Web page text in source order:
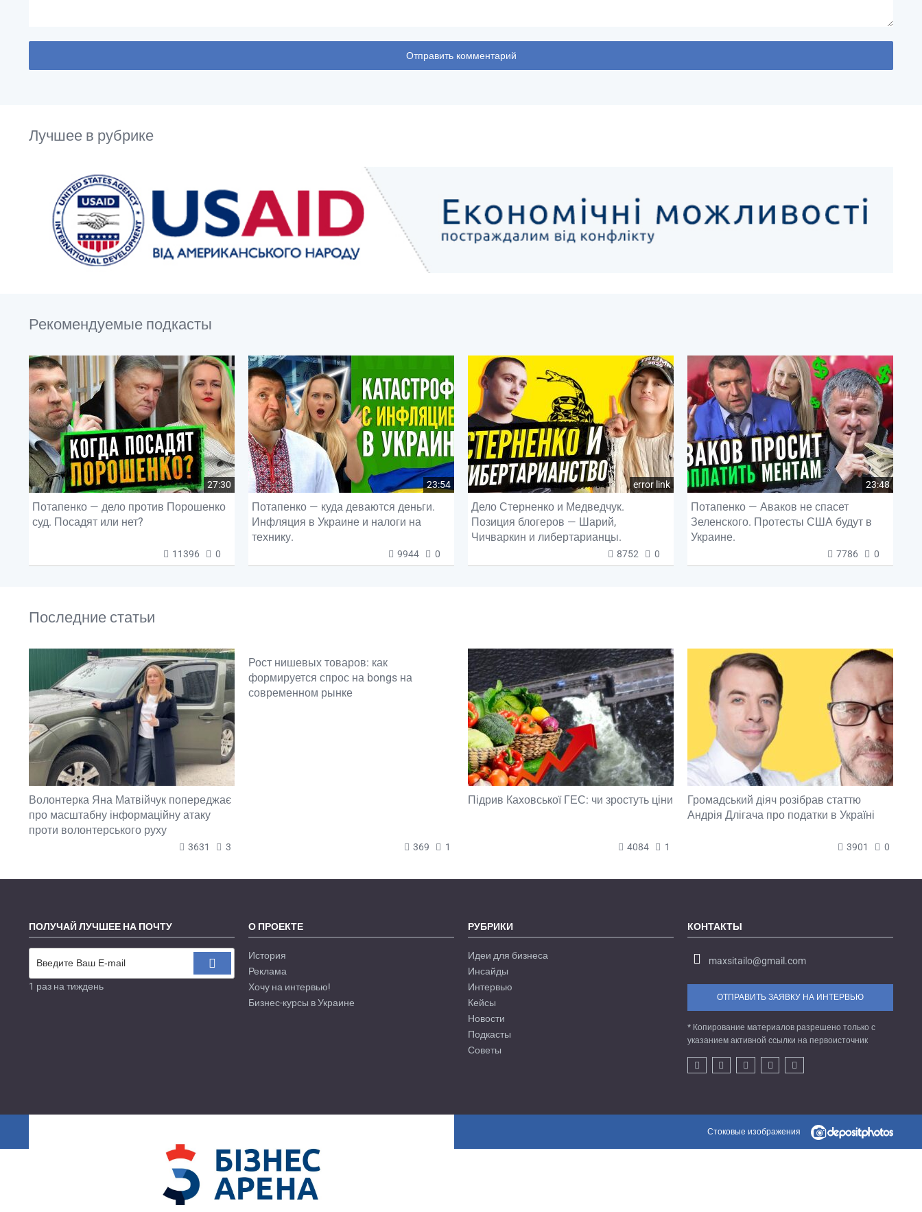
Лучшее в рубрике
Рекомендуемые подкасты
27:30
Потапенко — дело против Порошенко
суд. Посадят или нет?
11396 0
23:54
Потапенко — куда деваются деньги.
Инфляция в Украине и налоги на
технику.
9944 0
error link
Дело Стерненко и Медведчук.
Позиция блогеров — Шарий,
Чичваркин и либертарианцы.
8752 0
23:48
Потапенко — Аваков не спасет
Зеленского. Протесты США будут в
Украине.
7786 0
Последние статьи
Волонтерка Яна Матвійчук попереджає
про масштабну інформаційну атаку
проти волонтерського руху
3631 3
Рост нишевых товаров: как
формируется спрос на bongs на
современном рынке
369 1
Підрив Каховської ГЕС: чи зростуть ціни
4084 1
Громадський діяч розібрав статтю
Андрія Длігача про податки в Україні
3901 0
ПОЛУЧАЙ ЛУЧШЕЕ НА ПОЧТУ
1 раз на тиждень
О ПРОЕКТЕ
История
Реклама
Хочу на интервью!
Бизнес-курсы в Украине
РУБРИКИ
Идеи для бизнеса
Инсайды
Интервью
Кейсы
Новости
Подкасты
Советы
КОНТАКТЫ
maxsitailo@gmail.com
ОТПРАВИТЬ ЗАЯВКУ НА ИНТЕРВЬЮ
* Копирование материалов разрешено только с
указанием активной ссылки на первоисточник
Стоковые изображения